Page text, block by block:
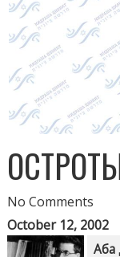
No Comments
October 12, 2002
Аба